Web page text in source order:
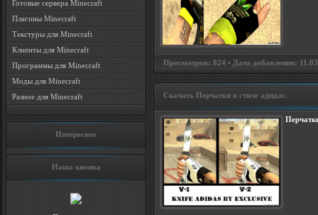
Готовые сервера Minecraft
Плагины Minecraft
Текстуры для Minecraft
Клиенты для Minecraft
Программы для Minecraft
Моды для Minecraft
Разное для Minecraft
Интересное
Наша кнопка
Просмотров: 824 • Дата добавления:
Скачать Перчатки в стиле адидас.